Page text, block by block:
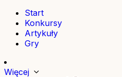
Start
Konkursy
Artykuły
Gry
Więcej